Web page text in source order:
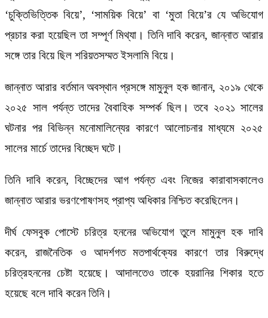
‘চুক্তিভিত্তিক বিয়ে’, ‘সাময়িক বিয়ে’ বা ‘মুতা বিয়ে’র যে অভিযোগ
প্রচার করা হয়েছিল তা সম্পূর্ণ মিথ্যা। তিনি দাবি করেন, জান্নাত আরার
সঙ্গে তার বিয়ে ছিল শরিয়তসম্মত ইসলামি বিয়ে।
জান্নাত আরার বর্তমান অবস্থান প্রসঙ্গে মামুনুল হক জানান, ২০১৯ থেকে
২০২৫ সাল পর্যন্ত তাদের বৈবাহিক সম্পর্ক ছিল। তবে ২০২১ সালের
ঘটনার পর বিভিন্ন মনোমালিন্যের কারণে আলোচনার মাধ্যমে ২০২৫
সালের মার্চে তাদের বিচ্ছেদ ঘটে।
তিনি দাবি করেন, বিচ্ছেদের আগ পর্যন্ত এবং নিজের কারাবাসকালেও
জান্নাত আরার ভরণপোষণসহ প্রাপ্য অধিকার নিশ্চিত করেছিলেন।
দীর্ঘ ফেসবুক পোস্টে চরিত্র হননের অভিযোগ তুলে মামুনুল হক দাবি
করেন, রাজনৈতিক ও আদর্শগত মতপার্থক্যের কারণে তার বিরুদ্ধে
চরিত্রহননের চেষ্টা হয়েছে। আদালতেও তাকে হয়রানির শিকার হতে
হয়েছে বলে দাবি করেন তিনি।